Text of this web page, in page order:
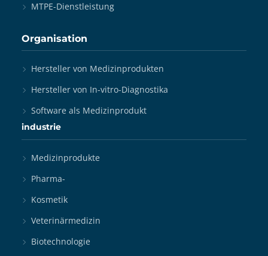
MTPE-Dienstleistung
Organisation
Hersteller von Medizinprodukten
Hersteller von In-vitro-Diagnostika
Software als Medizinprodukt
industrie
Medizinprodukte
Pharma-
Kosmetik
Veterinärmedizin
Biotechnologie